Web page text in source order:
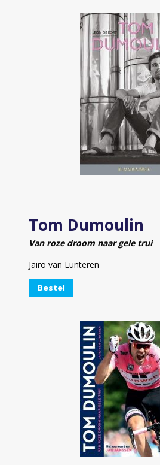
Tom Dumoulin
Van roze droom naar gele trui
Jairo van Lunteren
Bestel